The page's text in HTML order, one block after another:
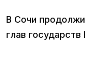
В Сочи
глав